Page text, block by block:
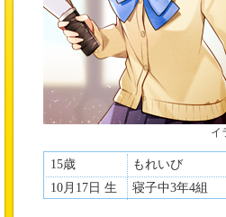
イ
15歳
もれいび
10月17日 生
寝子中3年4組